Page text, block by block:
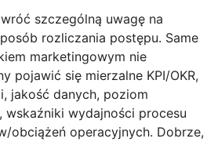
szczególną uwagę na
rozliczania postępu. Same
marketingowym nie
pojawić się mierzalne KPI/OKR,
jakość danych, poziom
wskaźniki wydajności procesu
obciążeń operacyjnych. Dobrze,